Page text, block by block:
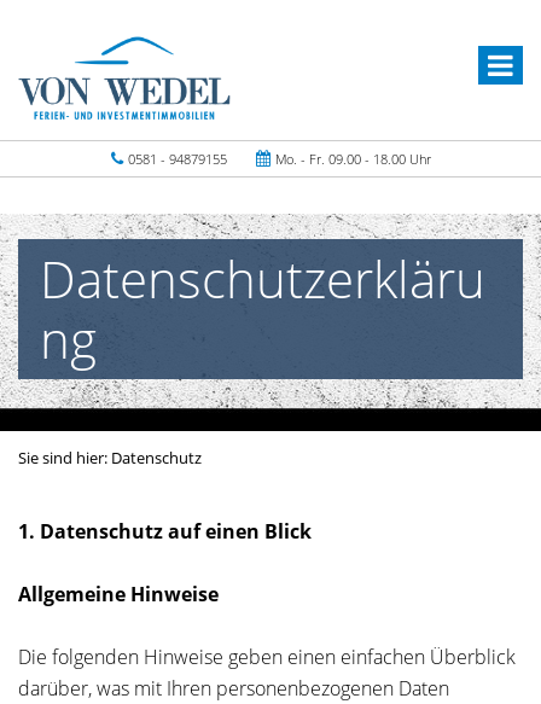
0581 - 94879155 Mo. - Fr. 09.00 - 18.00 Uhr
Datenschutzerkläru
ng
Sie sind hier: Datenschutz
1. Datenschutz auf einen Blick
Allgemeine Hinweise
Die folgenden Hinweise geben einen einfachen Überblick
darüber, was mit Ihren personenbezogenen Daten